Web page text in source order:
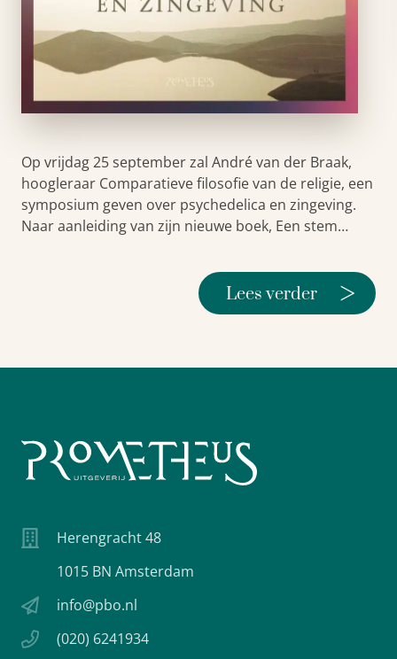
Op vrijdag 25 september zal André van der Braak,
hoogleraar Comparatieve filosofie van de religie, een
symposium geven over psychedelica en zingeving.
Naar aanleiding van zijn nieuwe boek, Een stem…
Lees verder >
Herengracht 48
1015 BN Amsterdam
info@pbo.nl
(020) 6241934